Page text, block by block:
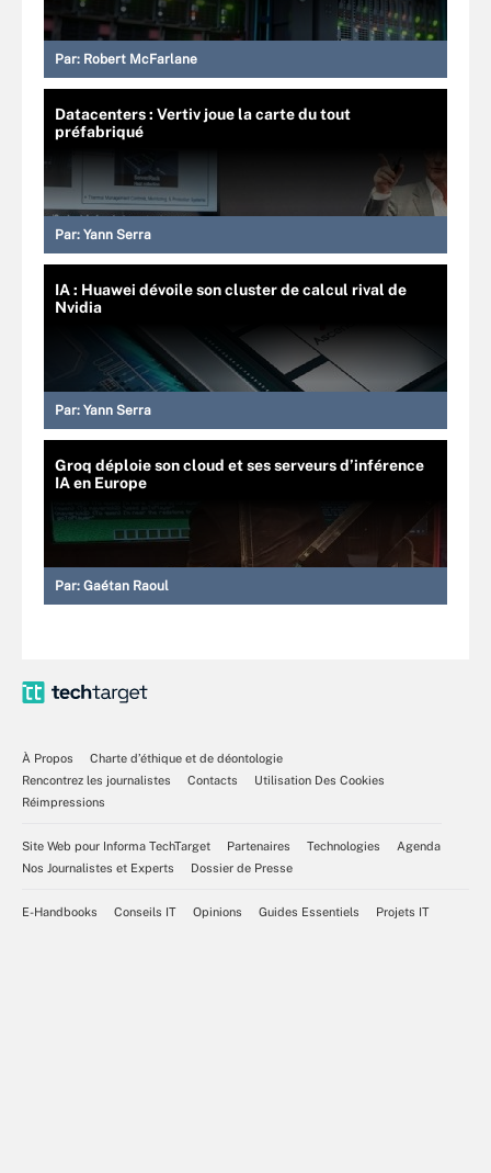
Par: Robert McFarlane
Datacenters : Vertiv joue la carte du tout
préfabriqué
Par: Yann Serra
IA : Huawei dévoile son cluster de calcul rival de
Nvidia
Par: Yann Serra
Groq déploie son cloud et ses serveurs d’inférence
IA en Europe
Par: Gaétan Raoul
À Propos
Charte d’éthique et de déontologie
Rencontrez les journalistes
Contacts
Utilisation Des Cookies
Réimpressions
Site Web pour Informa TechTarget Partenaires Technologies
Agenda
Nos Journalistes et Experts
Dossier de Presse
E-Handbooks Conseils IT Opinions Guides Essentiels Projets IT